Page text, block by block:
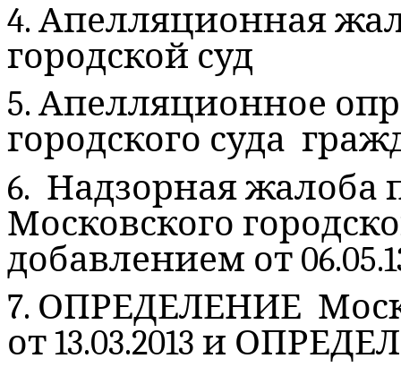
4. Апелляционная
городской суд
5. Апелляционное
городского суда
6. Надзорная жалоба
Московского
добавлением от
7. ОПРЕДЕЛЕНИЕ
от 13.03.2013 и